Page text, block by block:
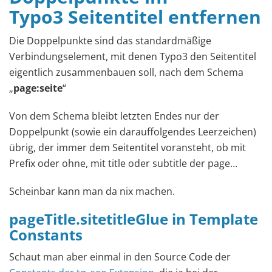
Typo3 Seitentitel entfernen
Die Doppelpunkte sind das standardmäßige
Verbindungselement, mit denen Typo3 den Seitentitel
eigentlich zusammenbauen soll, nach dem Schema
„page:seite“
Von dem Schema bleibt letzten Endes nur der
Doppelpunkt (sowie ein darauffolgendes Leerzeichen)
übrig, der immer dem Seitentitel voransteht, ob mit
Prefix oder ohne, mit title oder subtitle der page…
Scheinbar kann man da nix machen.
pageTitle.sitetitleGlue in Template
Constants
Schaut man aber einmal in den Source Code der